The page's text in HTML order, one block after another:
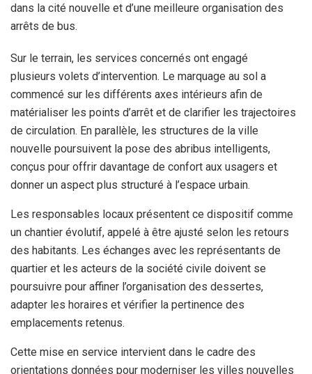
dans la cité nouvelle et d’une meilleure organisation des
arrêts de bus.
Sur le terrain, les services concernés ont engagé
plusieurs volets d’intervention. Le marquage au sol a
commencé sur les différents axes intérieurs afin de
matérialiser les points d’arrêt et de clarifier les trajectoires
de circulation. En parallèle, les structures de la ville
nouvelle poursuivent la pose des abribus intelligents,
conçus pour offrir davantage de confort aux usagers et
donner un aspect plus structuré à l’espace urbain.
Les responsables locaux présentent ce dispositif comme
un chantier évolutif, appelé à être ajusté selon les retours
des habitants. Les échanges avec les représentants de
quartier et les acteurs de la société civile doivent se
poursuivre pour affiner l’organisation des dessertes,
adapter les horaires et vérifier la pertinence des
emplacements retenus.
Cette mise en service intervient dans le cadre des
orientations données pour moderniser les villes nouvelles